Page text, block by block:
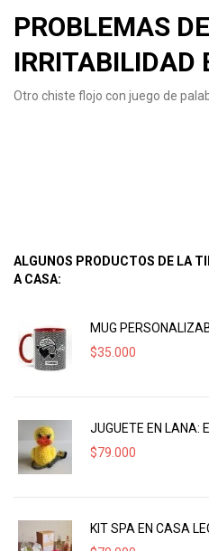
PROBLEMAS DE
IRRITABILIDAD
Otro chiste flojo con juego de
ALGUNOS PRODUCTOS DE LA
A CASA:
MUG
$35.000
JUGUETE EN LANA:
$79.000
KIT SPA EN CASA